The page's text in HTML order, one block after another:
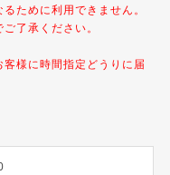
ために利用できません。
了承ください。
様に時間指定どうりに届